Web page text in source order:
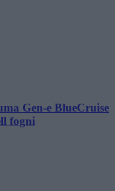
Gen-e BlueCruise
fogni